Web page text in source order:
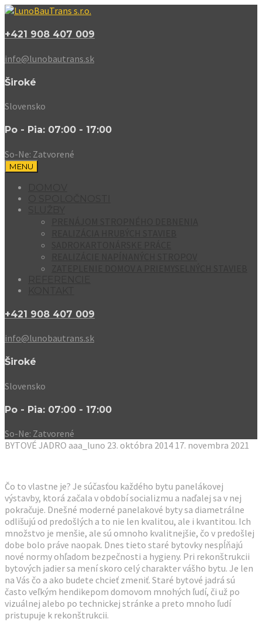
+421 908 407 009
info@lunobautrans.sk
Široké
Slovensko
Po - Pia: 07:00 - 17:00
So-Ne: Zatvorené
MENU
+421 908 407 009
info@lunobautrans.sk
Široké
Slovensko
Po - Pia: 07:00 - 17:00
So-Ne: Zatvorené
BYTOVÉ JADRO aaa_luno 23. októbra 2014 17. novembra 2021
Čo to vlastne je? Je súčasťou každého bytu panelákovej
výstavby, ktorá začala v období socializmu a naďalej sa v nej
pokračuje. Dnešné moderné panelakové byty sa diametrálne
odlišujú od predošlých a to nie len kvalitou, ale i kvantitou. Ich
množstvo je menšie, ale sú omnoho kvalitnejšie, čo v predošlej
dobe bolo práve naopak. Dnes tieto staré bytovky nespĺňajú
nové normy ohľadom bezpečnosti a hygieny. Pri rekonštrukcii
bytových jadier sa mení skoro celý charakter vášho bytu. Je len
na Vás čo a ako budete chcieť zmeniť. Staré bytové jadrá sú
často veľkým hendikepom domovom mnohých ľudí, či už po
vizuálnej alebo po technickej stránke a preto mnoho ľudí
pristupuje k rekonštrukcii.